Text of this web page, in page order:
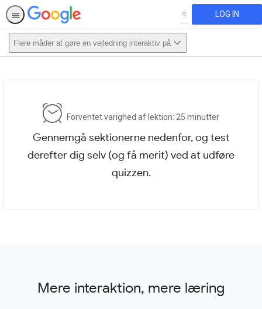
SEARCH LOG IN
Flere måder at gøre en vejledning interaktiv på
Forventet varighed af lektion: 25 minutter
Gennemgå sektionerne nedenfor, og test
derefter dig selv (og få merit) ved at udføre
quizzen.
Mere interaktion, mere læring